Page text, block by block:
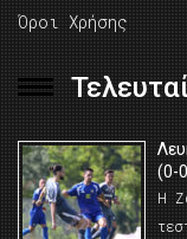
Όροι Χρήσης
(0-
Η